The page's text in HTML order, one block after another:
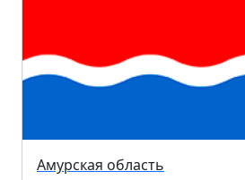
Амурская область